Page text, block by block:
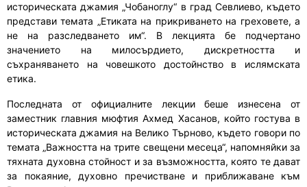
историческата джамия „Чобаноглу“ в град Севлиево, където
представи темата „Етиката на прикриването на греховете, а
не на разследването им“. В лекцията бе подчертано
значението на милосърдието, дискретността и
съхраняването на човешкото достойнство в ислямската
етика.
Последната от официалните лекции беше изнесена от
заместник главния мюфтия Ахмед Хасанов, който гостува в
историческата джамия на Велико Търново, където говори по
темата „Важността на трите свещени месеца“, напомняйки за
тяхната духовна стойност и за възможността, която те дават
за покаяние, духовно пречистване и приближаване към